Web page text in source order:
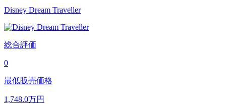
Disney Dream Traveller
総合評価
0
最低販売価格
1,748.0万円